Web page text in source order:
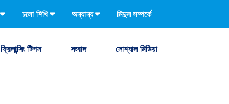
চলো শিখি অন্যান্য মিদুল সম্পর্কে
ফ্রিলান্সিং টিপস সংবাদ সোশ্যাল মিডিয়া